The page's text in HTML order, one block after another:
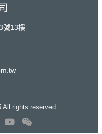
號13樓
rights reserved.